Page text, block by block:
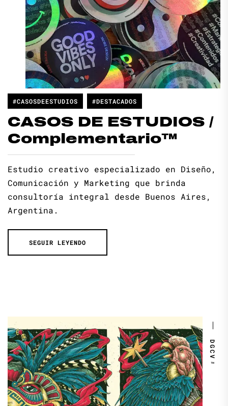
#CASOSDEESTUDIOS #DESTACADOS
CASOS DE ESTUDIOS /
Complementario™
Estudio creativo especializado en Diseño,
Comunicación y Marketing que brinda
consultoría integral desde Buenos Aires,
Argentina.
SEGUIR LEYENDO
DGCV™